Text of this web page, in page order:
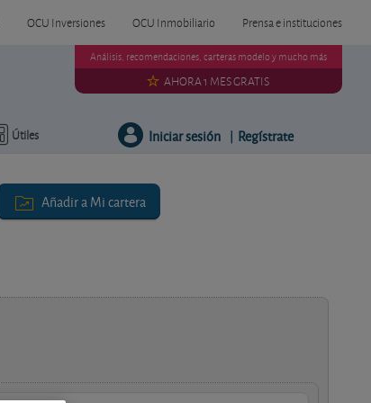
OCU Inversiones OCU Inmobiliario Prensa e instituciones
Útiles
Análisis, recomendaciones, carteras modelo y mucho más
AHORA 1 MES GRATIS
Iniciar sesión | Regístrate
Añadir a Mi cartera